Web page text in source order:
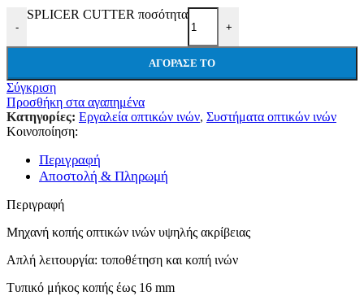
-
SPLICER CUTTER ποσότητα
+
ΑΓΌΡΑΣΕ ΤΟ
Σύγκριση
Προσθήκη στα αγαπημένα
Κατηγορίες: Εργαλεία οπτικών ινών, Συστήματα οπτικών ινών
Κοινοποίηση:
Περιγραφή
Αποστολή & Πληρωμή
Περιγραφή
Μηχανή κοπής οπτικών ινών υψηλής ακρίβειας
Απλή λειτουργία: τοποθέτηση και κοπή ινών
Τυπικό μήκος κοπής έως 16 mm